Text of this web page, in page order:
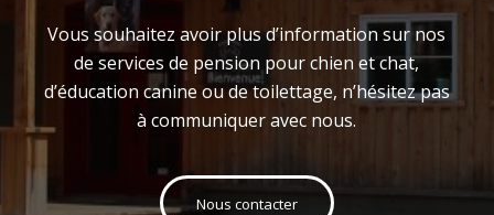
Vous souhaitez avoir plus d’information sur nos
de services de pension pour chien et chat,
d’éducation canine ou de toilettage, n’hésitez pas
à communiquer avec nous.
Nous contacter